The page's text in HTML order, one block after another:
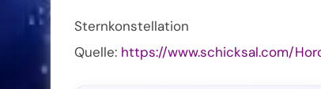
Sternkonstellation
Quelle: https://www.schicksal.com/